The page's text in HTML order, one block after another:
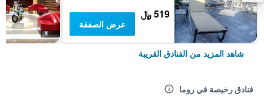
519 ﷼
عرض الصفقة
شاهد المزيد من الفنادق القريبة
فنادق رخيصة في روما